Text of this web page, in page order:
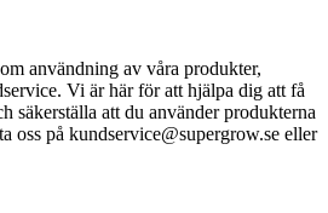
användning av våra produkter,
Vi är här för att hjälpa dig att få
säkerställa att du använder produkterna
oss på kundservice@supergrow.se eller